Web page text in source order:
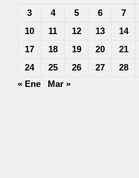
3
4 5 6 7
10
11 12 13 14
17
18 19 20 21
24
25 26 27
28
« Ene
Mar »